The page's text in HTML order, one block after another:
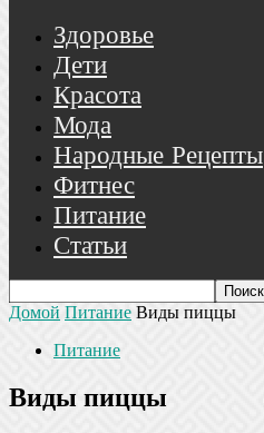
Здоровье
Дети
Красота
Мода
Народные Рецепты
Фитнес
Питание
Статьи
Домой Питание Виды пиццы
Питание
Виды пиццы